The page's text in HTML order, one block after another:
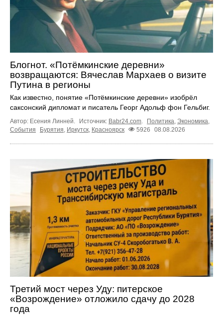
Блогнот. «Потёмкинские деревни»
возвращаются: Вячеслав Мархаев о визите
Путина в регионы
Как известно, понятие «Потёмкинские деревни» изобрёл
саксонский дипломат и писатель Георг Адольф фон Гельбиг.
Автор: Есения Линней. Источник: Babr24.com. Политика, Экономика,
События
Бурятия, Иркутск, Красноярск 5926 08.08.2026
Третий мост через Уду: питерское
«Возрождение» отложило сдачу до 2028
года